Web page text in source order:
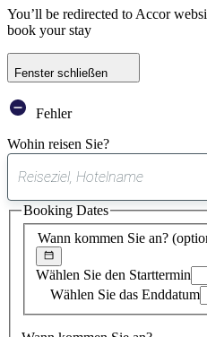
You’ll be redirected to Accor
book your stay
Fenster schließen
Fehler
Wohin reisen Sie?
Wann kommen Sie an?
Wählen Sie den Starttermin
Wählen Sie das Enddatum
Booking Dates